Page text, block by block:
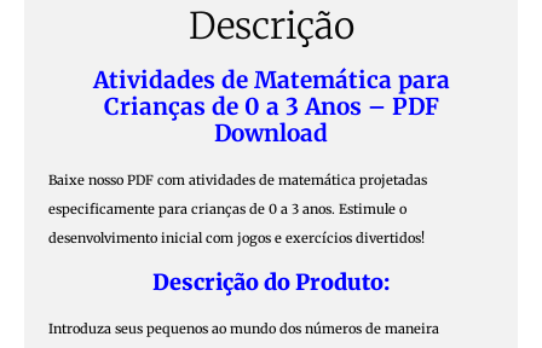
Descrição
Atividades de Matemática para
Crianças de 0 a 3 Anos – PDF
Download
Baixe nosso PDF com atividades de matemática projetadas
especificamente para crianças de 0 a 3 anos. Estimule o
desenvolvimento inicial com jogos e exercícios divertidos!
Descrição do Produto:
Introduza seus pequenos ao mundo dos números de maneira